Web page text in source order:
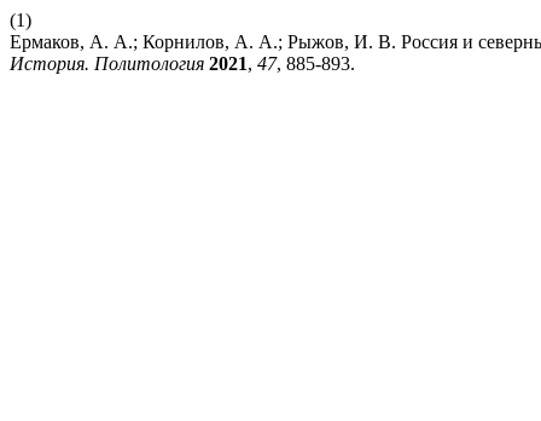
(1)
Ермаков, А. А.; Корнилов, А. А.; Рыжов, И. В. Россия и
История. Политология 2021, 47, 885-893.